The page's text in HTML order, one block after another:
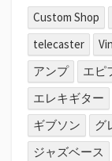
Custom Shop
telecaster
アンプ
エピ
エレキギター
ギブソン
グ
ジャズベース